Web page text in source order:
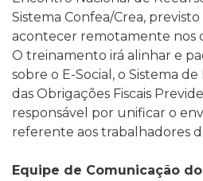
Sistema Confea/Crea, previsto
acontecer remotamente nos
O treinamento irá alinhar e
sobre o E-Social, o Sistema
das Obrigações Fiscais
responsável por unificar o
referente aos trabalhadores
Equipe de Comunicação